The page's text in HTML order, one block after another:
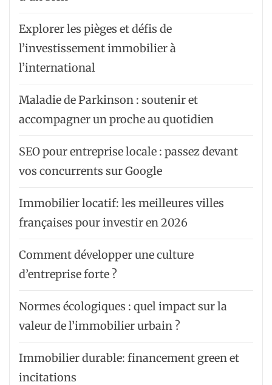
Explorer les pièges et défis de
l’investissement immobilier à
l’international
Maladie de Parkinson : soutenir et
accompagner un proche au quotidien
SEO pour entreprise locale : passez devant
vos concurrents sur Google
Immobilier locatif: les meilleures villes
françaises pour investir en 2026
Comment développer une culture
d’entreprise forte ?
Normes écologiques : quel impact sur la
valeur de l’immobilier urbain ?
Immobilier durable: financement green et
incitations